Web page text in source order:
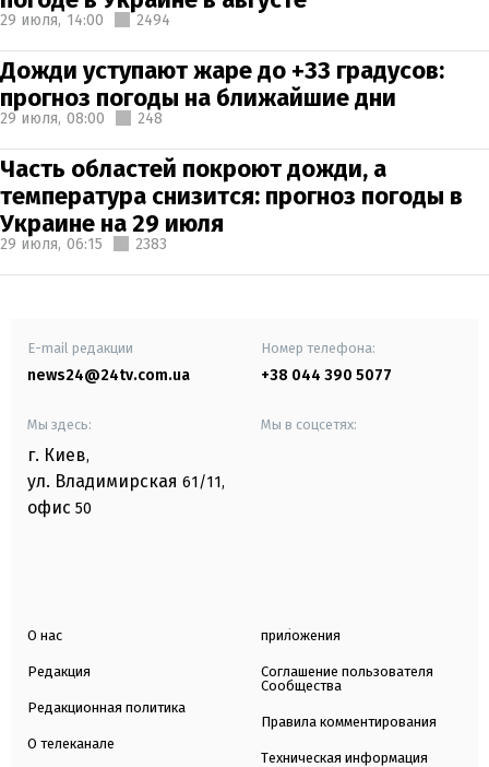
29 июля, 14:00 2494
Дожди уступают жаре до +33 градусов:
прогноз погоды на ближайшие дни
29 июля, 08:00 248
Часть областей покроют дожди, а
температура снизится: прогноз погоды в
Украине на 29 июля
29 июля, 06:15 2383
E-mail редакции
news24@24tv.com.ua
Номер телефона:
+38 044 390 5077
Мы здесь:
г. Киев,
ул. Владимирская 61/11,
офис 50
Мы в соцсетях:
О нас
Редакция
Редакционная политика
О телеканале
приложения
Соглашение пользователя
Сообщества
Правила комментирования
Техническая информация